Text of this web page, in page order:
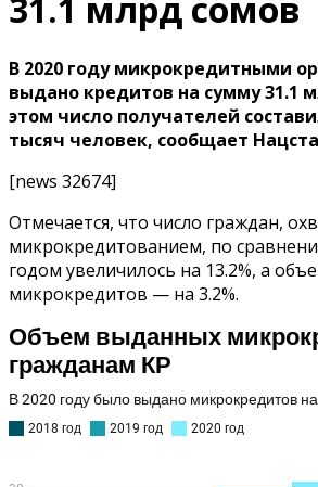
31.1 млрд сомов
В 2020 году микрокредитными
выдано кредитов на сумму 31.1
этом число получателей
тысяч человек, сообщает
[news 32674]
Отмечается, что число граждан,
микрокредитованием, по
годом увеличилось на 13.2%, а
микрокредитов — на 3.2%.